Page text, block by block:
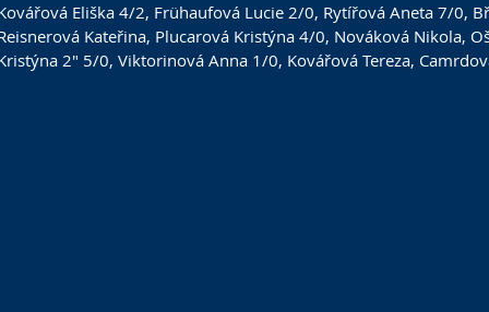
Eliška 4/2, Frühaufová Lucie 2/0, Rytířová Aneta 7/0,
Kateřina, Plucarová Kristýna 4/0, Nováková Nikola,
2" 5/0, Viktorinová Anna 1/0, Kovářová Tereza,